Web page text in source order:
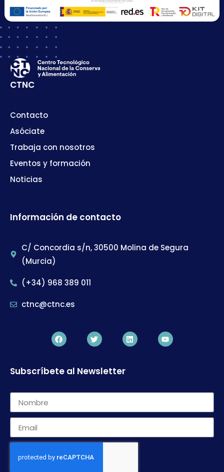
CTNC
Contacto
Asóciate
Trabaja con nosotros
Eventos y formación
Noticias
Información de contacto
C/ Concordia s/n, 30500 Molina de Segura
(Murcia)
(+34) 968 389 011
ctnc@ctnc.es
Subscríbete al Newsletter